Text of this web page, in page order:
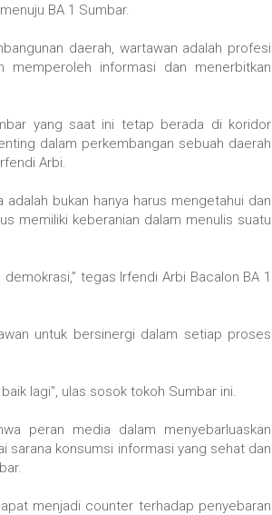
BA 1 Sumbar.
daerah, wartawan adalah profesi
memperoleh informasi dan menerbitkan
yang saat ini tetap berada di koridor
dalam perkembangan sebuah daerah
Arbi.
bukan hanya harus mengetahui dan
memiliki keberanian dalam menulis suatu
tegas Irfendi Arbi Bacalon BA 1
untuk bersinergi dalam setiap proses
lagi", ulas sosok tokoh Sumbar ini.
peran media dalam menyebarluaskan
sarana konsumsi informasi yang sehat dan
menjadi counter terhadap penyebaran